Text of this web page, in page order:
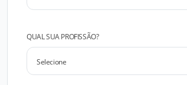
QUAL SUA PROFISSÃO?